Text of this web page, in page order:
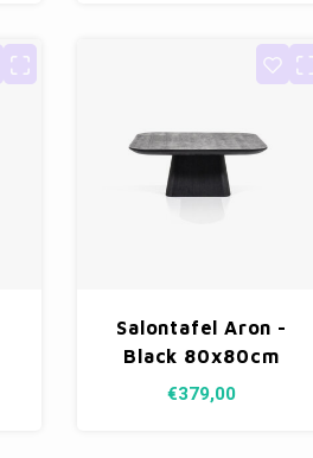
Salontafel Aron -
Black 80x80cm
€379,00